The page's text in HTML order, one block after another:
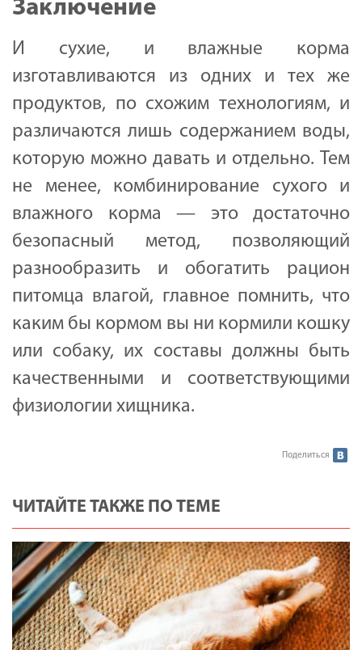
Заключение
И сухие, и влажные корма
изготавливаются из одних и тех же
продуктов, по схожим технологиям, и
различаются лишь содержанием воды,
которую можно давать и отдельно. Тем
не менее, комбинирование сухого и
влажного корма — это достаточно
безопасный метод, позволяющий
разнообразить и обогатить рацион
питомца влагой, главное помнить, что
каким бы кормом вы ни кормили кошку
или собаку, их составы должны быть
качественными и соответствующими
физиологии хищника.
Поделиться
ЧИТАЙТЕ ТАКЖЕ ПО ТЕМЕ